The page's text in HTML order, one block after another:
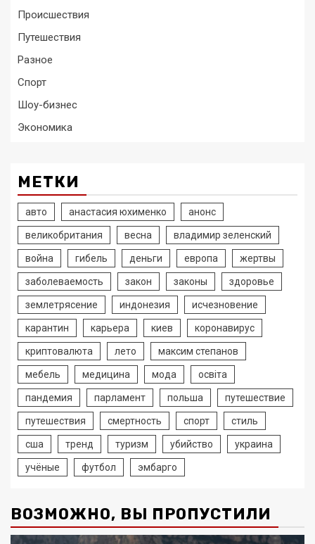
Происшествия
Путешествия
Разное
Спорт
Шоу-бизнес
Экономика
МЕТКИ
авто анастасия юхименко анонс
великобритания весна владимир зеленский
война гибель деньги европа жертвы
заболеваемость закон законы здоровье
землетрясение индонезия исчезновение
карантин карьера киев коронавирус
криптовалюта лето максим степанов
мебель медицина мода освіта
пандемия парламент польша путешествие
путешествия смертность спорт стиль
сша тренд туризм убийство украина
учёные футбол эмбарго
ВОЗМОЖНО, ВЫ ПРОПУСТИЛИ